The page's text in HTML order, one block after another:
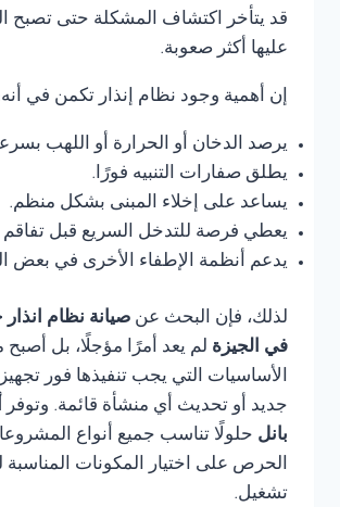
قد يتأخر اكتشاف المشكلة حتى تصبح
عليها أكثر صعوبة.
إن أهمية وجود نظام إنذار تكمن في
يرصد الدخان أو الحرارة أو اللهب
يطلق صفارات التنبيه فورًا.
يساعد على إخلاء المبنى بشكل منظم.
يعطي فرصة للتدخل السريع قبل تفاقم
يدعم أنظمة الإطفاء الأخرى في بعض
لذلك، فإن البحث عن
في الجيزة لم يعد أمرًا مؤجلًا، بل أصبح
الأساسيات التي يجب تنفيذها فور
جديد أو تحديث أي منشأة قائمة. وتوفر
بانل حلولًا تناسب جميع أنواع
الحرص على اختيار المكونات المناسبة
تشغيل.